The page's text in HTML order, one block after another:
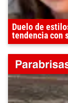
Duelo de
tendencia con